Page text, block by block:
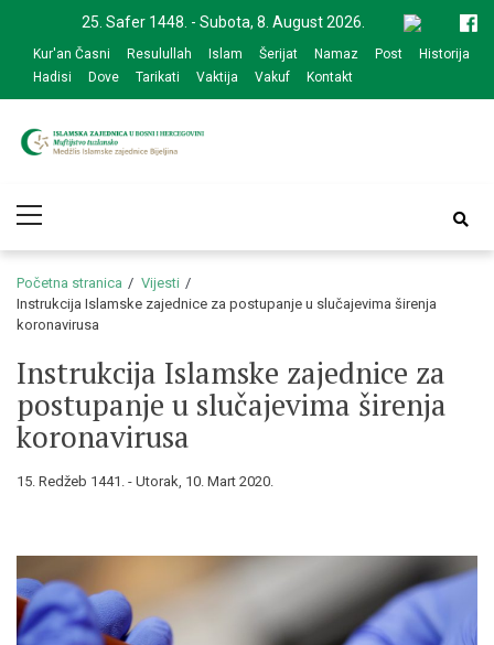
navigation
content
25. Safer 1448. - Subota, 8. August 2026.
Kur'an Časni Resulullah Islam Šerijat Namaz Post
Historija
Hadisi
Dove Tarikati Vaktija Vakuf Kontakt
zajednice Bijeljina
Menu
Početna stranica
Vijesti
Instrukcija Islamske zajednice za postupanje u slučajevima širenja
koronavirusa
Instrukcija Islamske zajednice za
postupanje u slučajevima širenja
koronavirusa
15. Redžeb 1441. - Utorak, 10. Mart 2020.